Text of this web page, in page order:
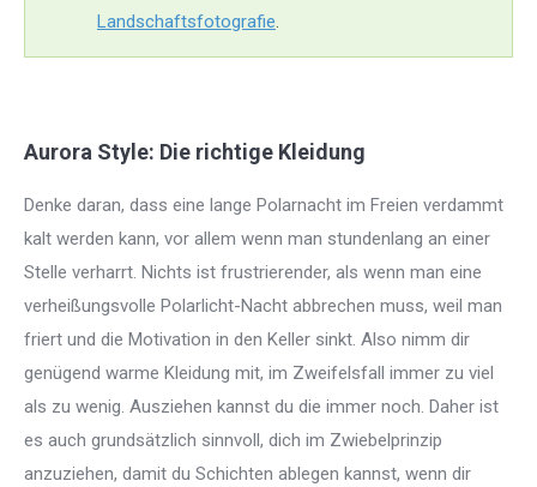
Landschaftsfotografie
Aurora Style: Die richtige Kleidung
Denke daran, dass eine lange Polarnacht im Freien verdammt
kalt werden kann, vor allem wenn man stundenlang an einer
Stelle verharrt. Nichts ist frustrierender, als wenn man eine
verheißungsvolle Polarlicht-Nacht abbrechen muss, weil man
friert und die Motivation in den Keller sinkt. Also nimm dir
genügend warme Kleidung mit, im Zweifelsfall immer zu viel
als zu wenig. Ausziehen kannst du die immer noch. Daher ist
es auch grundsätzlich sinnvoll, dich im Zwiebelprinzip
anzuziehen, damit du Schichten ablegen kannst, wenn dir